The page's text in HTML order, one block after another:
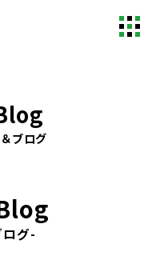
ブログ
グ-